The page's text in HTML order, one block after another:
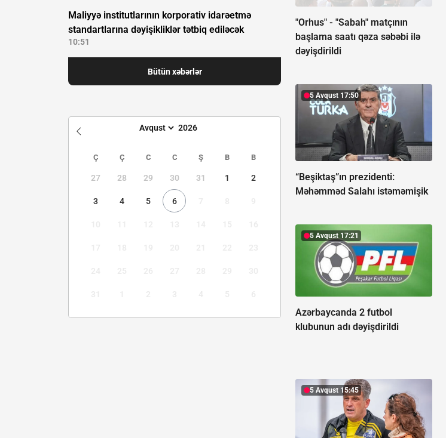
Maliyyə institutlarının korporativ idarəetmə
standartlarına dəyişikliklər tətbiq ediləcək
10:51
Bütün xəbərlər
Ç Ç C C Ş B B
27 28 29 30 31 1 2
3 4 5 6
"Orhus" - "Sabah" matçının
başlama saatı qəza səbəbi ilə
dəyişdirildi
5 Avqust 17:50
“Beşiktaş”ın prezidenti:
Məhəmməd Salahı istəməmişik
5 Avqust 17:21
Azərbaycanda 2 futbol
klubunun adı dəyişdirildi
5 Avqust 15:45